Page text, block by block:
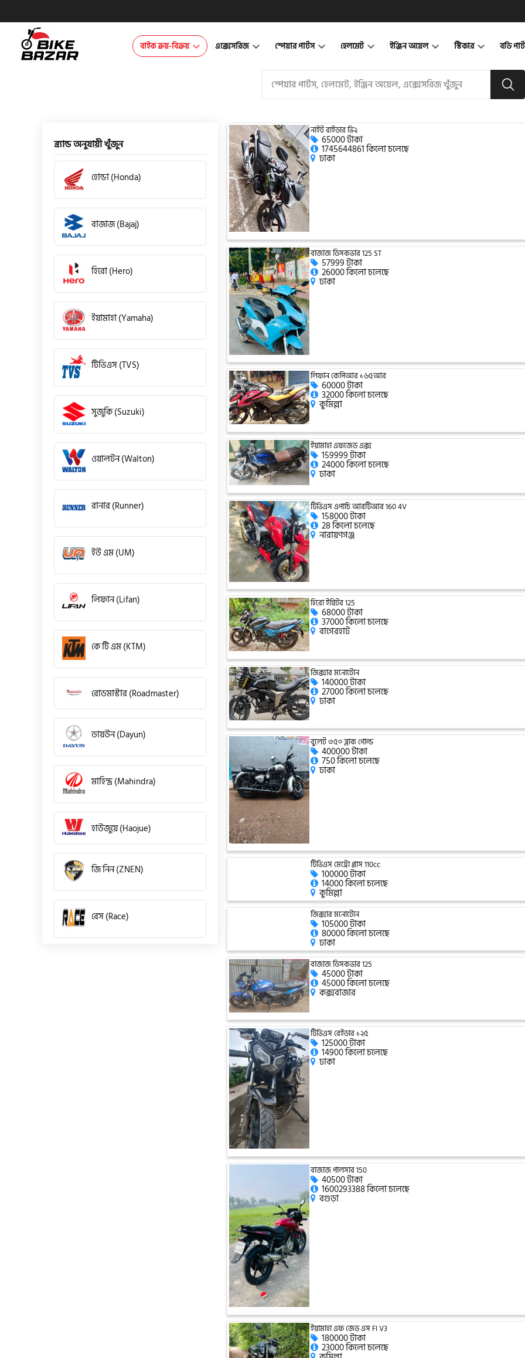
বাইক ক্রয়-বিক্রয় এক্সেসরিজ স্পেয়ার পার্টস হেলমেট ইঞ্জিন অয়েল স্টিকার বডি
ব্র্যান্ড অনুযায়ী খুঁজুন
হোন্ডা (Honda)
বাজাজ (Bajaj)
হিরো (Hero)
ইয়ামাহা (Yamaha)
টিভিএস (TVS)
সুজুকি (Suzuki)
ওয়ালটন (Walton)
রানার (Runner)
ইউ এম (UM)
লিফান (Lifan)
কে টি এম (KTM)
রোডমাস্টার (Roadmaster)
ডায়উন (Dayun)
মাহিন্দ্র (Mahindra)
হাউজুয়ে (Haojue)
জি নিন (ZNEN)
রেস (Race)
নাইট রাইডার ভি২
65000 টাকা
1745644861 কিলো চলেছে
ঢাকা
বাজাজ ডিসকভার 125 ST
57999 টাকা
26000 কিলো চলেছে
ঢাকা
লিফান কেপিআর ১৬৫আর
60000 টাকা
32000 কিলো চলেছে
কুমিল্লা
ইয়ামাহা এফজেড এক্স
159999 টাকা
24000 কিলো চলেছে
ঢাকা
টিভিএস এপাচি আরটিআর 160 4V
158000 টাকা
28 কিলো চলেছে
নারায়ণগঞ্জ
হিরো ইগ্নিটর 125
68000 টাকা
37000 কিলো চলেছে
বাগেরহাট
জিক্সার মনোটোন
140000 টাকা
27000 কিলো চলেছে
ঢাকা
বুলেট ৩৫০ ব্লাক গোল্ড
400000 টাকা
750 কিলো চলেছে
ঢাকা
টিভিএস মেট্রো প্লাস 110cc
100000 টাকা
14000 কিলো চলেছে
কুমিল্লা
জিক্সার মনোটোন
105000 টাকা
80000 কিলো চলেছে
ঢাকা
বাজাজ ডিসকভার 125
45000 টাকা
45000 কিলো চলেছে
কক্সবাজার
টিভিএস রেইডার ১২৫
125000 টাকা
14900 কিলো চলেছে
ঢাকা
বাজাজ পালসার 150
40500 টাকা
1600293388 কিলো চলেছে
বগুড়া
ইয়ামাহা এফ জেড এস FI V3
180000 টাকা
23000 কিলো চলেছে